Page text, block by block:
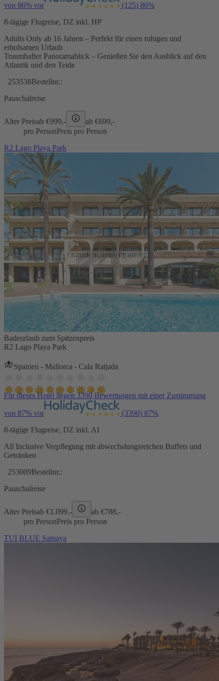
von 86% vor (125) 86%
8-tägige Flugreise, DZ inkl. HP
Adults Only ab 16 Jahren – Perfekt für einen ruhigen und
erholsamen Urlaub
Traumhafter Panoramablick – Genießen Sie den Ausblick auf den
Atlantik und den Teide
253538Bestellnr.:
Pauschalreise
Alter Preisab €999,- ab €699,-
pro PersonPreis pro Person
R2 Lago Playa Park
Badeurlaub zum Spitzenpreis
R2 Lago Playa Park
Spanien - Mallorca - Cala Ratjada
Für dieses Hotel liegen 3390 Bewertungen mit einer Zustimmung
von 87% vor (3390) 87%
8-tägige Flugreise, DZ inkl. AI
All Inclusive Verpflegung mit abwechslungsreichen Buffets und
Getränken
253009Bestellnr.:
Pauschalreise
Alter Preisab €1.099,- ab €788,-
pro PersonPreis pro Person
TUI BLUE Samaya